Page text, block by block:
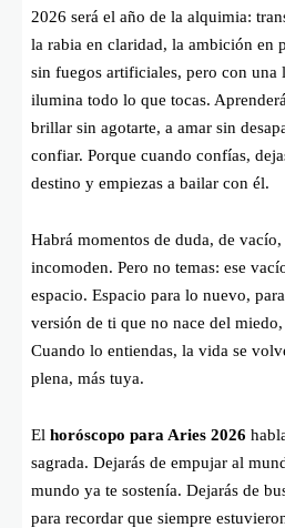
2026 será el año de la alquimia:
la rabia en claridad, la ambición en
sin fuegos artificiales, pero con una
ilumina todo lo que tocas.
brillar sin agotarte, a amar sin
confiar. Porque cuando confías,
destino y empiezas a bailar con él.
Habrá momentos de duda, de
incomoden. Pero no temas: ese
espacio. Espacio para lo nuevo,
versión de ti que no nace del
Cuando lo entiendas, la vida se
plena, más tuya.
El horóscopo para Aries 2026
sagrada. Dejarás de empujar al
mundo ya te sostenía. Dejarás de
para recordar que siempre